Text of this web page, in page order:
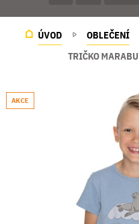
ÚVOD OBLEČENÍ
TRIČKO
AKCE